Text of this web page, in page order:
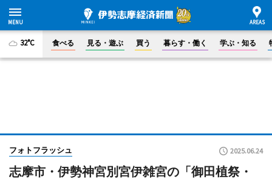
32°C 食べる 見る・遊ぶ 買う 暮らす・働く 学ぶ・知る
フォトフラッシュ 2025.06.24
志摩市・伊勢神宮別宮伊雑宮の「御田植祭・